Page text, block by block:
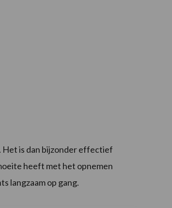
Het is dan bijzonder effectief
heeft met het opnemen
langzaam op gang.